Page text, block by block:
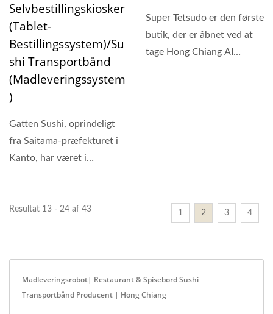
Selvbestillingskiosker
(Tablet-
Bestillingssystem)/Su
Shi Transportbånd
(Madleveringssystem
)
Gatten Sushi, oprindeligt
fra Saitama-præfekturet i
Kanto, har været i
Super Tetsudo er den første
butik, der er åbnet ved at
tage Hong Chiang AI
Resultat 13 - 24 af 43 1 2 3 4
Madleveringsrobot| Restaurant & Spisebord Sushi
Transportbånd Producent | Hong Chiang